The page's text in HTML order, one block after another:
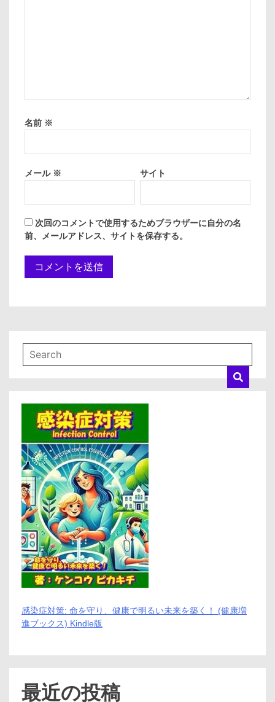
名前 ※
メール ※ サイト
次回のコメントで使用するためブラウザーに自分の名
前、メールアドレス、サイトを保存する。
感染症対策: 命を守り、健康で明るい未来を築く！ (健康増
進ブックス) Kindle版
最近の投稿